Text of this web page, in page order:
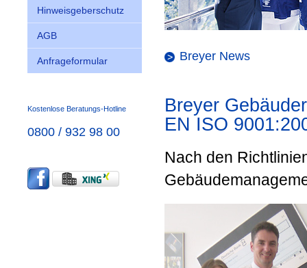
Hinweisgeberschutz
AGB
Anfrageformular
Kostenlose Beratungs-Hotline
0800 / 932 98 00
Breyer News
Breyer
EN ISO
Nach den